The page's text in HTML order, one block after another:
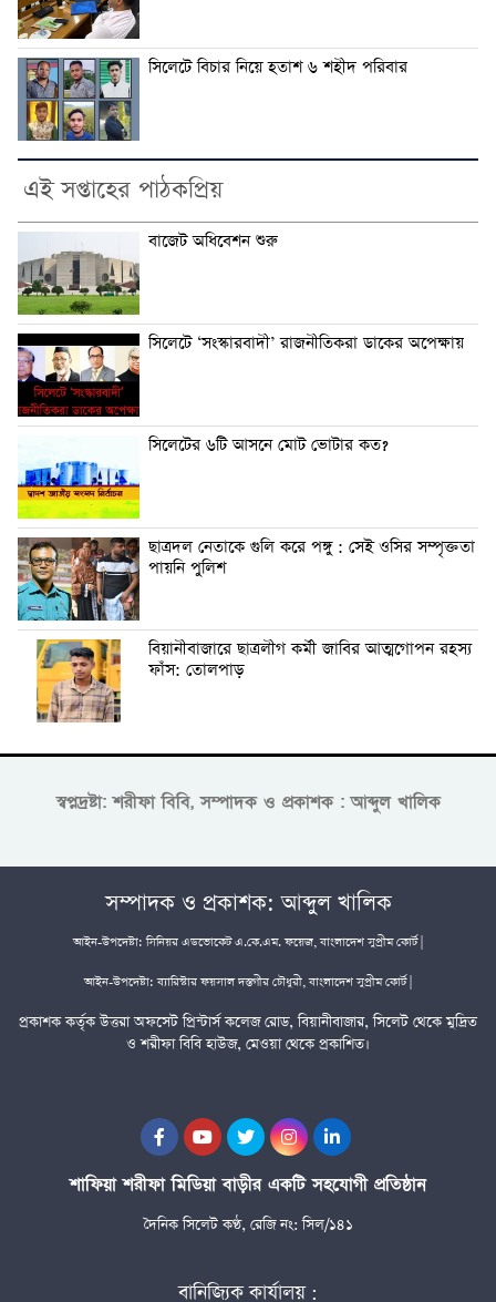
সিলেটে বিচার নিয়ে হতাশ ৬ শহীদ পরিবার
এই সপ্তাহের পাঠকপ্রিয়
বাজেট অধিবেশন শুরু
সিলেটে ‘সংস্কারবাদী’ রাজনীতিকরা ডাকের অপেক্ষায়
সিলেটের ৬টি আসনে মোট ভোটার কত?
ছাত্রদল নেতাকে গুলি করে পঙ্গু : সেই ওসির সম্পৃক্ততা
পায়নি পুলিশ
বিয়ানীবাজারে ছাত্রলীগ কর্মী জাবির আত্মগোপন রহস্য
ফাঁস: তোলপাড়
স্বপ্নদ্রষ্টা: শরীফা বিবি, সম্পাদক ও প্রকাশক : আব্দুল খালিক
সম্পাদক ও প্রকাশক: আব্দুল খালিক
আইন-উপদেষ্টা: সিনিয়র এডভোকেট এ.কে.এম. ফয়েজ, বাংলাদেশ সুপ্রীম কোর্ট |
আইন-উপদেষ্টা: ব্যারিস্টার ফয়সাল দস্তগীর চৌধুরী, বাংলাদেশ সুপ্রীম কোর্ট |
প্রকাশক কর্তৃক উত্তরা অফসেট প্রিন্টার্স কলেজ রোড, বিয়ানীবাজার, সিলেট থেকে মুদ্রিত
ও শরীফা বিবি হাউজ, মেওয়া থেকে প্রকাশিত।
শাফিয়া শরীফা মিডিয়া বাড়ীর একটি সহযোগী প্রতিষ্ঠান
দৈনিক সিলেট কণ্ঠ, রেজি নং: সিল/১৪১
বানিজ্যিক কার্যালয় :